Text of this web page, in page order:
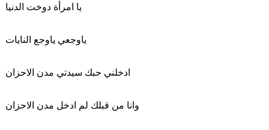
يا امرأة دوخت الدنيا
ياوجعي ياوجع النايات
ادخلني حبك سيدتي مدن الاحزان
وانا من قبلك لم ادخل مدن الاحزان